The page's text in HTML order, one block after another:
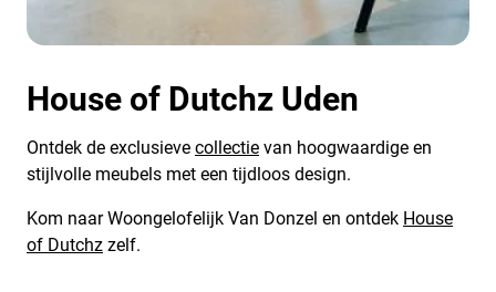
House of Dutchz Uden
Ontdek de exclusieve collectie van hoogwaardige en
stijlvolle meubels met een tijdloos design.
Kom naar Woongelofelijk Van Donzel en ontdek House
of Dutchz zelf.